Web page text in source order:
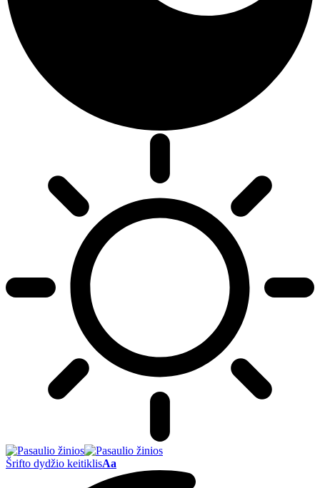
Šrifto dydžio keitiklisAa